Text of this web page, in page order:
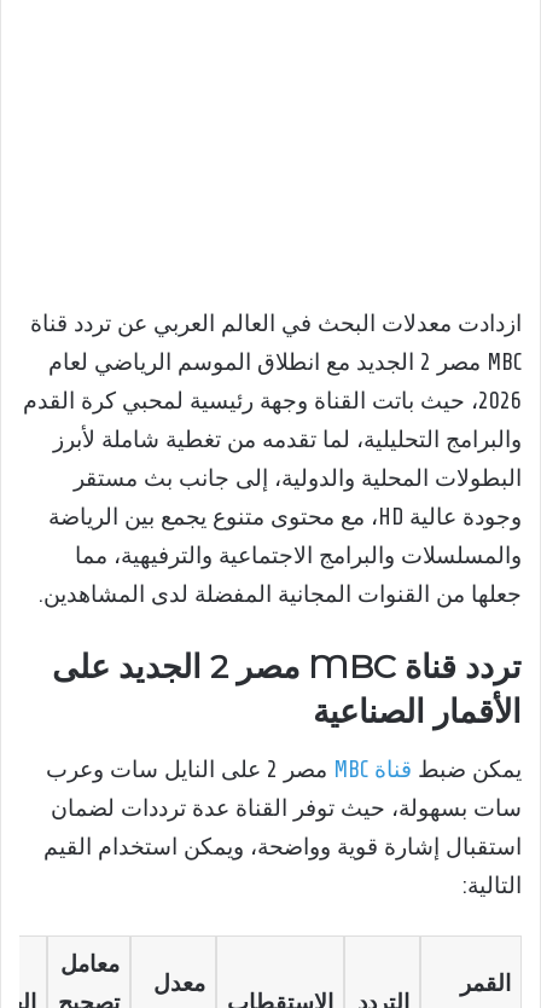
ازدادت معدلات البحث في العالم العربي عن تردد قناة
MBC مصر 2 الجديد مع انطلاق الموسم الرياضي لعام
2026، حيث باتت القناة وجهة رئيسية لمحبي كرة القدم
والبرامج التحليلية، لما تقدمه من تغطية شاملة لأبرز
البطولات المحلية والدولية، إلى جانب بث مستقر
وجودة عالية HD، مع محتوى متنوع يجمع بين الرياضة
والمسلسلات والبرامج الاجتماعية والترفيهية، مما
جعلها من القنوات المجانية المفضلة لدى المشاهدين.
تردد قناة MBC مصر 2 الجديد على
الأقمار الصناعية
يمكن ضبط قناة MBC
مصر 2 على النايل سات وعرب
سات بسهولة، حيث توفر القناة عدة ترددات لضمان
استقبال إشارة قوية وواضحة، ويمكن استخدام القيم
التالية:
القمر معدل
معامل